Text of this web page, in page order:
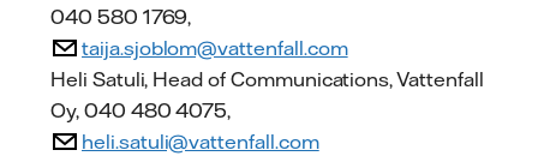
040 580 1769,
taija.sjoblom@vattenfall.com
Heli Satuli, Head of Communications, Vattenfall
Oy, 040 480 4075,
heli.satuli@vattenfall.com